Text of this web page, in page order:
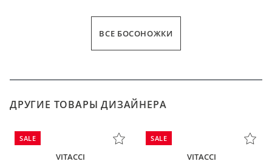
ВСЕ БОСОНОЖКИ
ДРУГИЕ ТОВАРЫ ДИЗАЙНЕРА
SALE
VITACCI
SALE
VITACCI